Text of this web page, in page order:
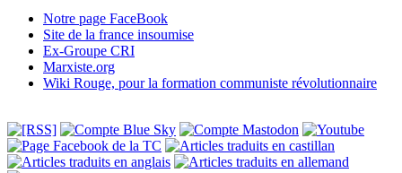
Notre page FaceBook
Site de la france insoumise
Ex-Groupe CRI
Marxiste.org
Wiki Rouge, pour la formation communiste révolutionnaire